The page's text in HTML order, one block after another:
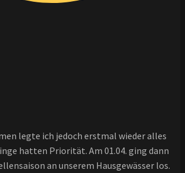
legte ich jedoch erstmal wieder alles
hatten Priorität. Am 01.04. ging dann
an unserem Hausgewässer los.